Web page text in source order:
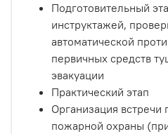
Подготовительный
инструктажей,
автоматической
первичных средств
эвакуации
Практический этап
Организация встречи
пожарной охраны